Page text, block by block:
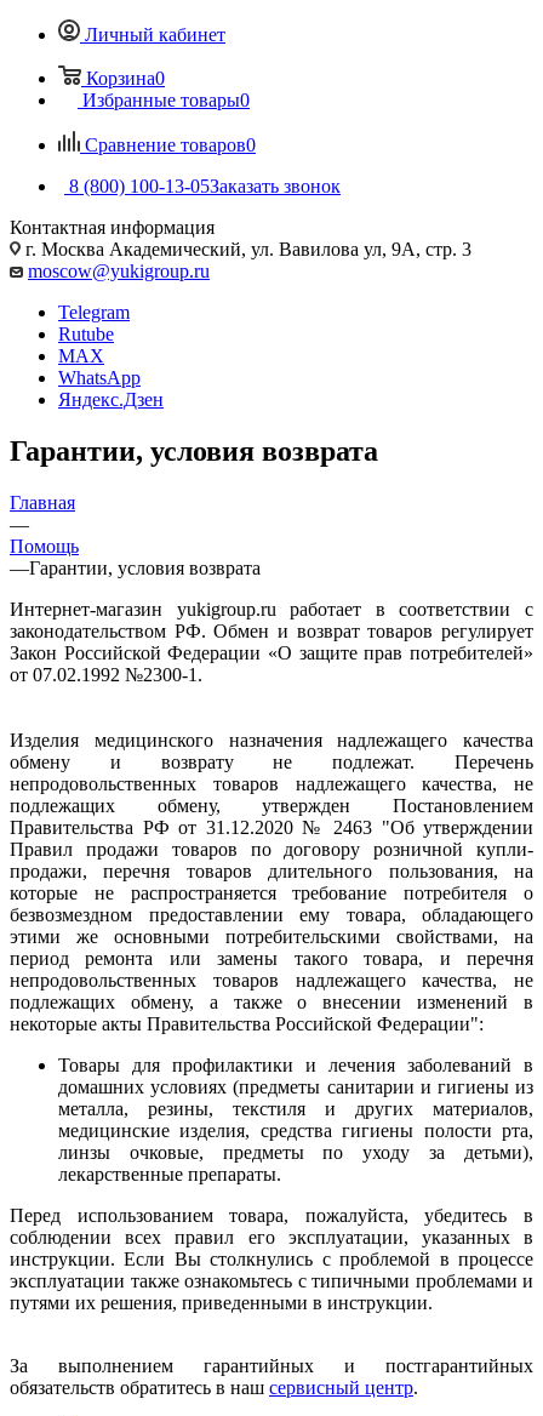
Личный кабинет
Корзина0
Избранные товары0
Сравнение товаров0
8 (800) 100-13-05Заказать звонок
Контактная информация
г. Москва Академический, ул. Вавилова ул, 9А, стр. 3
moscow@yukigroup.ru
Telegram
Rutube
MAX
WhatsApp
Яндекс.Дзен
Гарантии, условия возврата
Главная
—
Помощь
—Гарантии, условия возврата
Интернет-магазин yukigroup.ru работает в соответствии с
законодательством РФ. Обмен и возврат товаров регулирует
Закон Российской Федерации «О защите прав потребителей»
от 07.02.1992 №2300-1.
Изделия медицинского назначения надлежащего качества
обмену и возврату не подлежат. Перечень
непродовольственных товаров надлежащего качества, не
подлежащих обмену, утвержден Постановлением
Правительства РФ от 31.12.2020 № 2463 "Об утверждении
Правил продажи товаров по договору розничной купли-
продажи, перечня товаров длительного пользования, на
которые не распространяется требование потребителя о
безвозмездном предоставлении ему товара, обладающего
этими же основными потребительскими свойствами, на
период ремонта или замены такого товара, и перечня
непродовольственных товаров надлежащего качества, не
подлежащих обмену, а также о внесении изменений в
некоторые акты Правительства Российской Федерации":
Товары для профилактики и лечения заболеваний в
домашних условиях (предметы санитарии и гигиены из
металла, резины, текстиля и других материалов,
медицинские изделия, средства гигиены полости рта,
линзы очковые, предметы по уходу за детьми),
лекарственные препараты.
Перед использованием товара, пожалуйста, убедитесь в
соблюдении всех правил его эксплуатации, указанных в
инструкции. Если Вы столкнулись с проблемой в процессе
эксплуатации также ознакомьтесь с типичными проблемами и
путями их решения, приведенными в инструкции.
За выполнением гарантийных и постгарантийных
обязательств обратитесь в наш сервисный центр.